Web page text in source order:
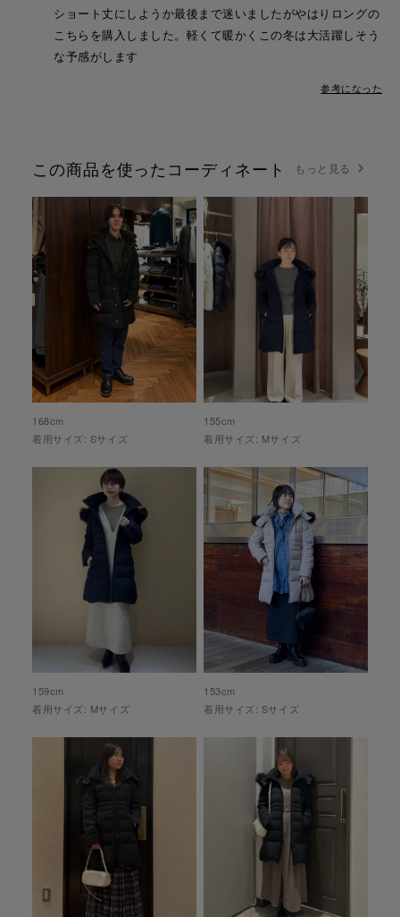
ショート丈にしようか最後まで迷いましたがやはりロングの
こちらを購入しました。軽くて暖かくこの冬は大活躍しそう
な予感がします
参考になった
この商品を使ったコーディネート もっと見る
168cm
着用サイズ: Sサイズ
155cm
着用サイズ: Mサイズ
159cm
着用サイズ: Mサイズ
153cm
着用サイズ: Sサイズ